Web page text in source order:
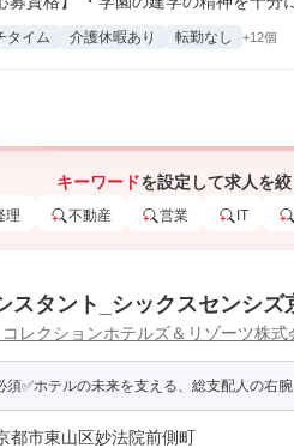
タイム 介護休暇あり 転勤なし +12個
キーワードを設定して求人を
理 不動産 営業 IT
スタント_シックスセンシズ
レクションホテルズ＆リゾーツ株
須✅ホテルの未来を支える、総支配人の右腕
都市東山区妙法院前側町